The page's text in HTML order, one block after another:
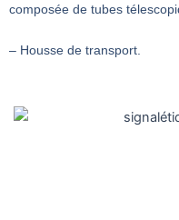
composée de tubes
– Housse de transport.